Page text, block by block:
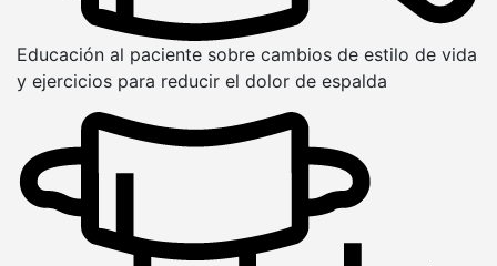
Educación al paciente sobre cambios de estilo de vida
y ejercicios para reducir el dolor de espalda